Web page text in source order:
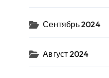
Сентябрь 2024
Август 2024